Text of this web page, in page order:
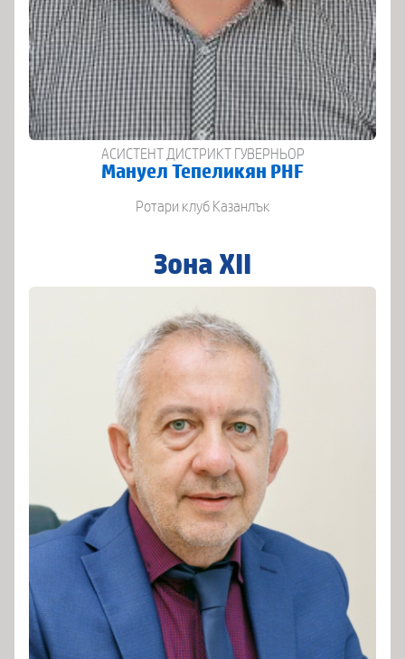
АСИСТЕНТ ДИСТРИКТ ГУВЕРНЬОР
Мануел Тепеликян PHF
Ротари клуб Казанлък
Зона XII